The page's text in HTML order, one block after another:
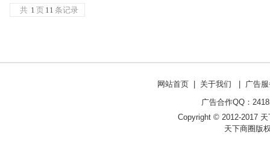
共 1 页 11 条记录
网站首页 关于我们
广告
广告合作QQ：
Copyright © 2012-2017
天下商圈版